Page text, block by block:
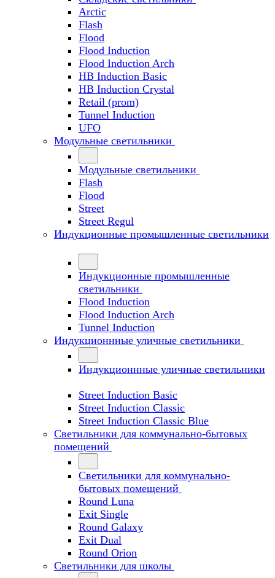
Arctic
Flash
Flood
Flood Induction
Flood Induction Arch
HB Induction Basic
HB Induction Crystal
Retail (prom)
Tunnel Induction
UFO
Модульные светильники
Модульные светильники
Flash
Flood
Street
Street Regul
Индукционные промышленные светильники
Индукционные промышленные
светильники
Flood Induction
Flood Induction Arch
Tunnel Induction
Индукционнные уличные светильники
Индукционнные уличные светильники
Street Induction Basic
Street Induction Classic
Street Induction Classic Blue
Светильники для коммунально-бытовых
помещений
Светильники для коммунально-
бытовых помещений
Round Luna
Exit Single
Round Galaxy
Exit Dual
Round Orion
Светильники для школы